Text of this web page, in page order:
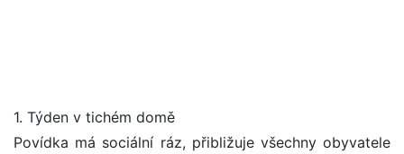
1. Týden v tichém domě
Povídka má sociální ráz, přibližuje všechny obyvatele